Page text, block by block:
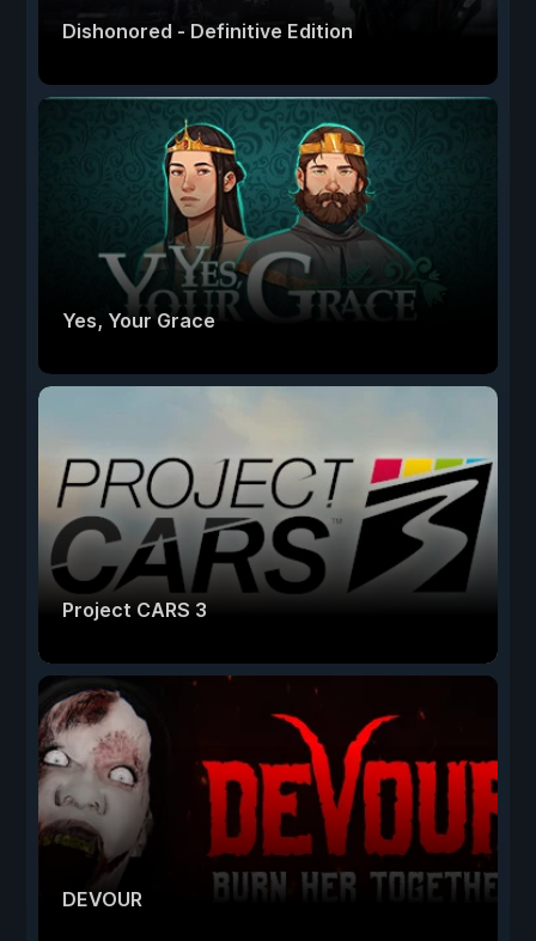
Dishonored - Definitive Edition
Yes, Your Grace
Project CARS 3
DEVOUR